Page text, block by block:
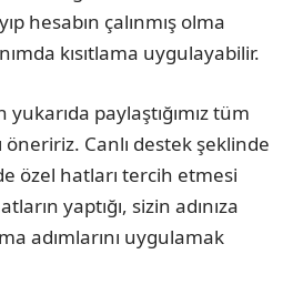
hesabın çalınmış olma
kısıtlama uygulayabilir.
paylaştığımız tüm
öneririz. Canlı destek şeklinde
özel hatları tercih etmesi
yaptığı, sizin adınıza
adımlarını uygulamak